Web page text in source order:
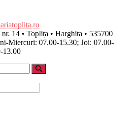
14 • Toplița • Harghita • 535700
Miercuri: 07.00-15.30; Joi: 07.00-
13.00